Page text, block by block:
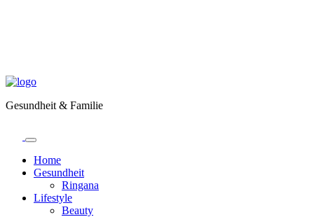
Gesundheit & Familie
Home
Gesundheit
Ringana
Lifestyle
Beauty